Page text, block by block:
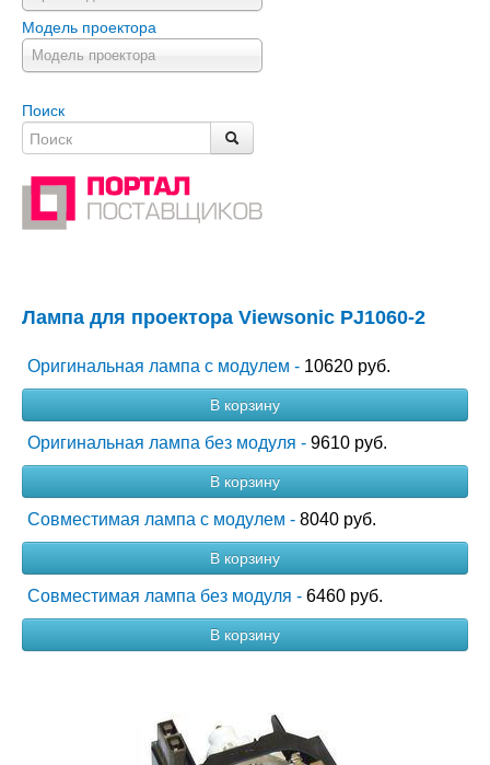
Модель проектора
Модель проектора
Поиск
Лампа для проектора Viewsonic PJ1060-2
Оригинальная лампа с модулем - 10620 руб.
В корзину
Оригинальная лампа без модуля - 9610 руб.
В корзину
Совместимая лампа с модулем - 8040 руб.
В корзину
Совместимая лампа без модуля - 6460 руб.
В корзину